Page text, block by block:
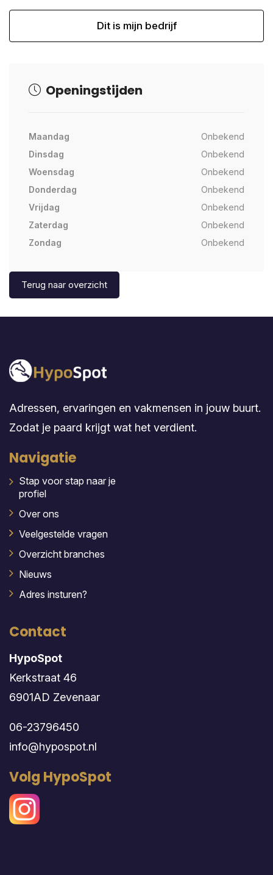
Dit is mijn bedrijf
Openingstijden
Maandag
Onbekend
Dinsdag
Onbekend
Woensdag
Onbekend
Donderdag
Onbekend
Vrijdag
Onbekend
Zaterdag
Onbekend
Zondag
Onbekend
Terug naar overzicht
Adressen, ervaringen en vakmensen in jouw buurt.
Zodat je paard krijgt wat het verdient.
Navigatie
Stap voor stap naar je
profiel
Over ons
Veelgestelde vragen
Overzicht branches
Nieuws
Adres insturen?
Contact
HypoSpot
Kerkstraat 46
6901AD Zevenaar
06-23796450
info@hypospot.nl
Volg HypoSpot